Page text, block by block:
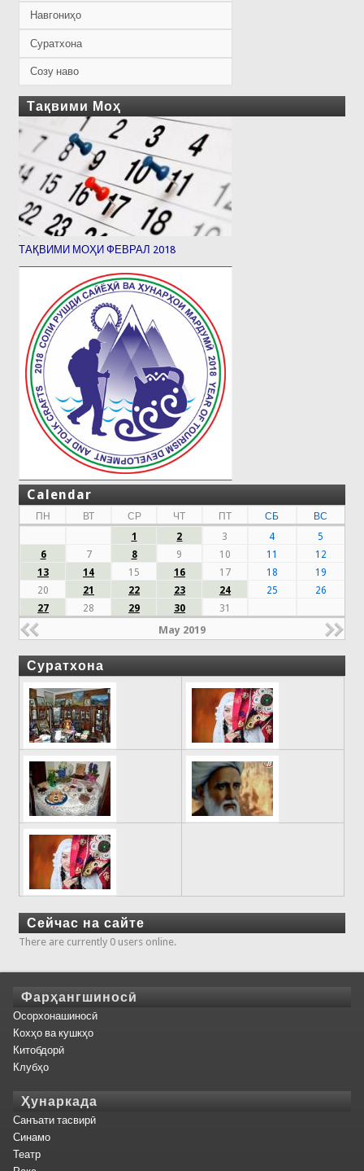
Навгониҳо
Суратхона
Созу наво
Тақвими Моҳ
ТАҚВИМИ МОҲИ ФЕВРАЛ 2018
Calendar
ПН ВТ СР ЧТ ПТ СБ
ВС
1
2 3 4
5
6
7 8 9 10 11
12
13
14 15 16 17 18
19
20
21 22 23 24 25
26
27
28 29 30 31
May 2019
Суратхона
Сейчас на сайте
There are currently 0 users online.
Фарҳангшиносӣ
Осорхонашиносӣ
Кохҳо ва кушкҳо
Китобдорӣ
Клубҳо
Ҳунаркада
Санъати тасвирӣ
Синамо
Театр